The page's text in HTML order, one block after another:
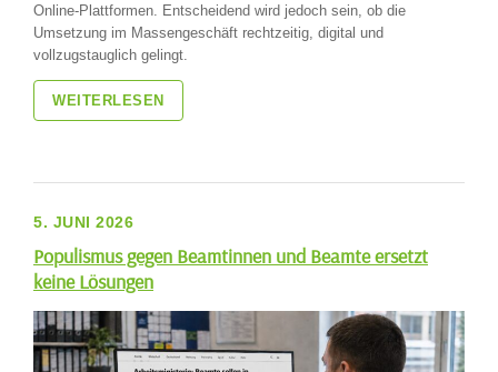
Online-Plattformen. Entscheidend wird jedoch sein, ob die
Umsetzung im Massengeschäft rechtzeitig, digital und
vollzugstauglich gelingt.
WEITERLESEN
5. JUNI 2026
Populismus gegen Beamtinnen und Beamte ersetzt
keine Lösungen